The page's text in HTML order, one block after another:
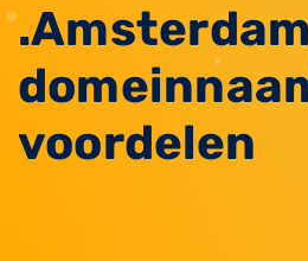
.Amsterdam
voordelen